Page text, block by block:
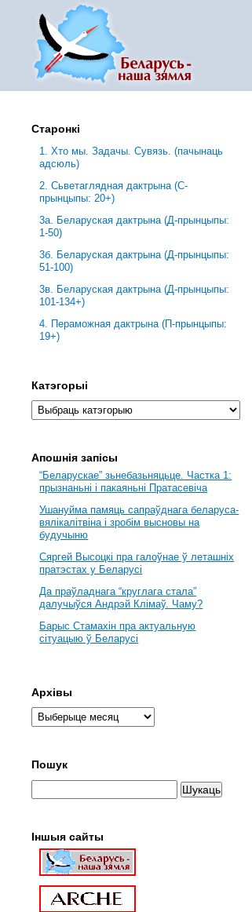
Старонкі
1. Хто мы. Задачы. Сувязь. (пачынаць
адсюль)
2. Сьветаглядная дактрына (С-
прынцыпы: 20+)
3a. Беларуская дактрына (Д-прынцыпы:
1-50)
3б. Беларуская дактрына (Д-прынцыпы:
51-100)
3в. Беларуская дактрына (Д-прынцыпы:
101-134+)
4. Пераможная дактрына (П-прынцыпы:
19+)
Катэгорыі
Апошнія запісы
“Беларускае” зьнебазьняцьце. Частка 1:
прызнаньні і пакаяньні Пратасевіча
Ушануйма памяць сапраўднага беларуса-
вялікалітвіна і зробім высновы на
будучыню
Сяргей Высоцкі пра галоўнае ў леташніх
пратэстах у Беларусі
Да праўладнага “круглага стала”
далучыўся Андрэй Клімаў. Чаму?
Барыс Стамахін пра актуальную
сітуацыю ў Беларусі
Архівы
Пошук
Іншыя сайты